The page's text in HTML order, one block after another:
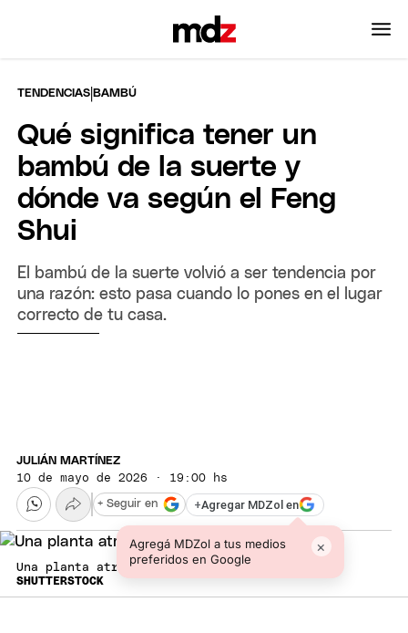
TENDENCIAS |BAMBÚ
Qué significa tener un
bambú de la suerte y
dónde va según el Feng
Shui
El bambú de la suerte volvió a ser tendencia por
una razón: esto pasa cuando lo pones en el lugar
correcto de tu casa.
JULIÁN MARTÍNEZ
10 de mayo de 2026 · 19:00 hs
+Agregar MDZol en
Agregá MDZol a tus medios
preferidos en Google
×
+ Seguir en
Una planta atractiva.
SHUTTERSTOCK